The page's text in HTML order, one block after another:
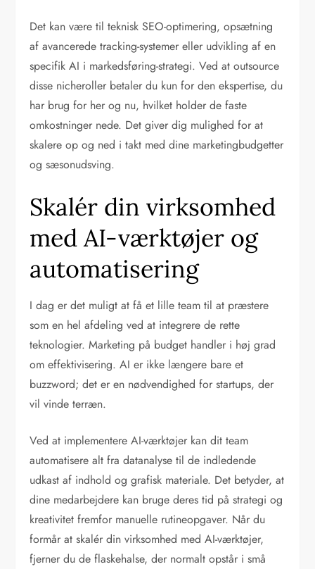
Det kan være til teknisk SEO-optimering, opsætning
af avancerede tracking-systemer eller udvikling af en
specifik AI i markedsføring-strategi. Ved at outsource
disse nicheroller betaler du kun for den ekspertise, du
har brug for her og nu, hvilket holder de faste
omkostninger nede. Det giver dig mulighed for at
skalere op og ned i takt med dine marketingbudgetter
og sæsonudsving.
Skalér din virksomhed
med AI-værktøjer og
automatisering
I dag er det muligt at få et lille team til at præstere
som en hel afdeling ved at integrere de rette
teknologier. Marketing på budget handler i høj grad
om effektivisering. AI er ikke længere bare et
buzzword; det er en nødvendighed for startups, der
vil vinde terræn.
Ved at implementere AI-værktøjer kan dit team
automatisere alt fra datanalyse til de indledende
udkast af indhold og grafisk materiale. Det betyder, at
dine medarbejdere kan bruge deres tid på strategi og
kreativitet fremfor manuelle rutineopgaver. Når du
formår at skalér din virksomhed med AI-værktøjer,
fjerner du de flaskehalse, der normalt opstår i små